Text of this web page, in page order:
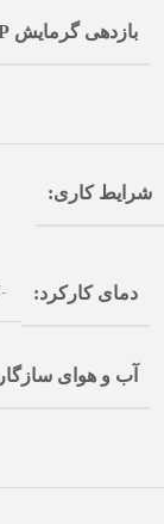
بازدهی گرمایش COP
شرایط کاری
دمای کارکرد -7~43 °c
آب و هوای سازگار